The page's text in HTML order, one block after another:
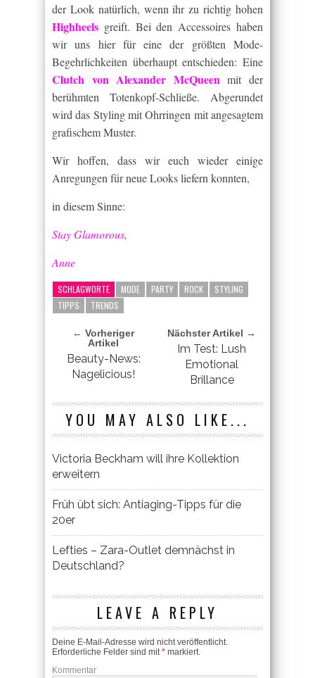
der Look natürlich, wenn ihr zu richtig hohen
Highheels greift. Bei den Accessoires haben
wir uns hier für eine der größten Mode-
Begehrlichkeiten überhaupt entschieden: Eine
Clutch von Alexander McQueen mit der
berühmten Totenkopf-Schließe. Abgerundet
wird das Styling mit Ohrringen mit angesagtem
grafischem Muster.
Wir hoffen, dass wir euch wieder einige
Anregungen für neue Looks liefern konnten,
in diesem Sinne:
Stay Glamorous,
Anne
SCHLAGWORTE MODE PARTY ROCK
STYLING
TIPPS
TRENDS
← Vorheriger
Artikel
Beauty-News:
Nagelicious!
Nächster Artikel →
Im Test: Lush
Emotional
Brillance
YOU MAY ALSO LIKE...
Victoria Beckham will ihre Kollektion
erweitern
Früh übt sich: Antiaging-Tipps für die
20er
Lefties – Zara-Outlet demnächst in
Deutschland?
LEAVE A REPLY
Deine E-Mail-Adresse wird nicht veröffentlicht.
Erforderliche Felder sind mit * markiert.
Kommentar